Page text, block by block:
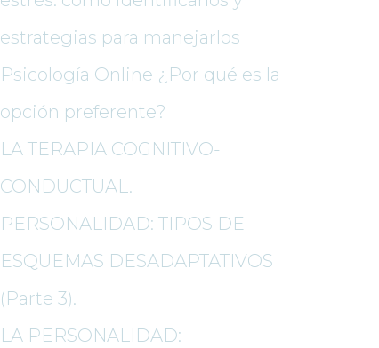
estrategias para manejarlo
Psicología Online ¿Por qué es la
opción preferente?
LA TERAPIA COGNITIVO-
CONDUCTUAL.
PERSONALIDAD: TIPOS DE
ESQUEMAS DESADAPTATIVOS
(Parte 3).
LA PERSONALIDAD: